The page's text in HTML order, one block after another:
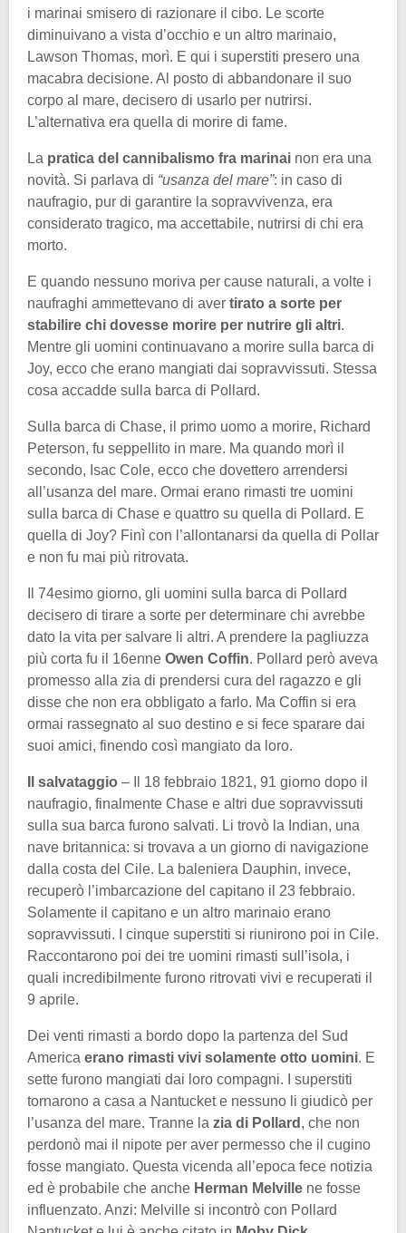
i marinai smisero di razionare il cibo. Le scorte
diminuivano a vista d’occhio e un altro marinaio,
Lawson Thomas, morì. E qui i superstiti presero una
macabra decisione. Al posto di abbandonare il suo
corpo al mare, decisero di usarlo per nutrirsi.
L’alternativa era quella di morire di fame.
La pratica del cannibalismo fra marinai non era una
novità. Si parlava di “usanza del mare”: in caso di
naufragio, pur di garantire la sopravvivenza, era
considerato tragico, ma accettabile, nutrirsi di chi era
morto.
E quando nessuno moriva per cause naturali, a volte i
naufraghi ammettevano di aver tirato a sorte per
stabilire chi dovesse morire per nutrire gli altri.
Mentre gli uomini continuavano a morire sulla barca di
Joy, ecco che erano mangiati dai sopravvissuti. Stessa
cosa accadde sulla barca di Pollard.
Sulla barca di Chase, il primo uomo a morire, Richard
Peterson, fu seppellito in mare. Ma quando morì il
secondo, Isac Cole, ecco che dovettero arrendersi
all’usanza del mare. Ormai erano rimasti tre uomini
sulla barca di Chase e quattro su quella di Pollard. E
quella di Joy? Finì con l’allontanarsi da quella di Pollar
e non fu mai più ritrovata.
Il 74esimo giorno, gli uomini sulla barca di Pollard
decisero di tirare a sorte per determinare chi avrebbe
dato la vita per salvare li altri. A prendere la pagliuzza
più corta fu il 16enne Owen Coffin. Pollard però aveva
promesso alla zia di prendersi cura del ragazzo e gli
disse che non era obbligato a farlo. Ma Coffin si era
ormai rassegnato al suo destino e si fece sparare dai
suoi amici, finendo così mangiato da loro.
Il salvataggio – Il 18 febbraio 1821, 91 giorno dopo il
naufragio, finalmente Chase e altri due sopravvissuti
sulla sua barca furono salvati. Li trovò la Indian, una
nave britannica: si trovava a un giorno di navigazione
dalla costa del Cile. La baleniera Dauphin, invece,
recuperò l’imbarcazione del capitano il 23 febbraio.
Solamente il capitano e un altro marinaio erano
sopravvissuti. I cinque superstiti si riunirono poi in Cile.
Raccontarono poi dei tre uomini rimasti sull’isola, i
quali incredibilmente furono ritrovati vivi e recuperati il
9 aprile.
Dei venti rimasti a bordo dopo la partenza del Sud
America erano rimasti vivi solamente otto uomini. E
sette furono mangiati dai loro compagni. I superstiti
tornarono a casa a Nantucket e nessuno li giudicò per
l’usanza del mare. Tranne la zia di Pollard , che non
perdonò mai il nipote per aver permesso che il cugino
fosse mangiato. Questa vicenda all’epoca fece notizia
ed è probabile che anche Herman Melville ne fosse
influenzato. Anzi: Melville si incontrò con Pollard